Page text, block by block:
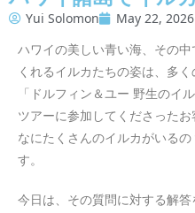
Yui Solomon
May 22, 2026
ハワイの美しい青い海、その
くれるイルカたちの姿は、多
「ドルフィン＆ユー 野生のイ
ツアーに参加してくださった
なにたくさんのイルカがいる
す。
今日は、その質問に対する解答